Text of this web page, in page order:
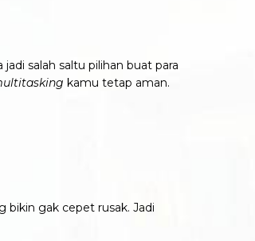
salah saltu pilihan buat para
kamu tetap aman.
bikin gak cepet rusak. Jadi